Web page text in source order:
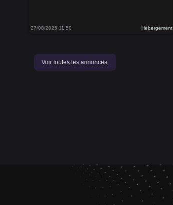
27/08/2025 11:50 Hébergement
Voir toutes les annonces.